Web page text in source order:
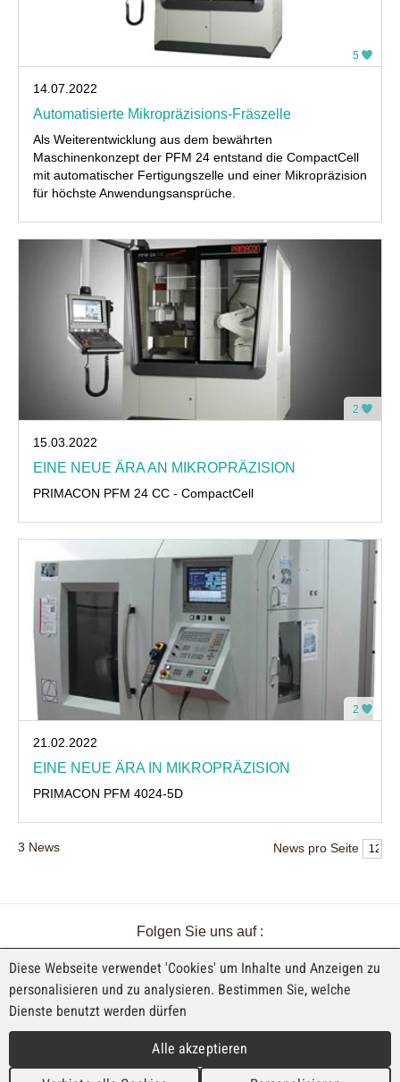
5
14.07.2022
Automatisierte Mikropräzisions-Fräszelle
Als Weiterentwicklung aus dem bewährten
Maschinenkonzept der PFM 24 entstand die CompactCell
mit automatischer Fertigungszelle und einer Mikropräzision
für höchste Anwendungsansprüche.
2
15.03.2022
EINE NEUE ÄRA AN MIKROPRÄZISION
PRIMACON PFM 24 CC - CompactCell
2
21.02.2022
EINE NEUE ÄRA IN MIKROPRÄZISION
PRIMACON PFM 4024-5D
3 News News pro Seite
Folgen Sie uns auf :
EINE AUSSTELLUNG VON FAJI SA
Rue Industrielle 98
CH-2740 Moutier
Diese Webseite verwendet 'Cookies' um Inhalte und Anzeigen zu
personalisieren und zu analysieren. Bestimmen Sie, welche
Dienste benutzt werden dürfen
Alle akzeptieren